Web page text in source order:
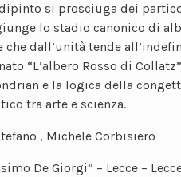
si prosciuga dei
lo stadio canonico di
dall’unità tende
“L’albero Rosso di
e la logica della
tra arte e scienza.
, Michele Corbisiero
De Giorgi” – Lecce –